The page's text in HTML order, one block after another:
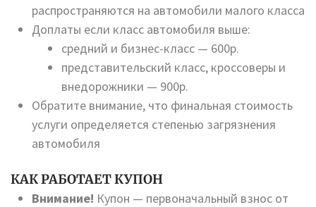
распространяются на автомобили малого класса
Доплаты если класс автомобиля выше:
средний и бизнес-класс — 600р.
представительский класс, кроссоверы и
внедорожники — 900р.
Обратите внимание, что финальная стоимость
услуги определяется степенью загрязнения
автомобиля
КАК РАБОТАЕТ КУПОН
Внимание! Купон — первоначальный взнос от